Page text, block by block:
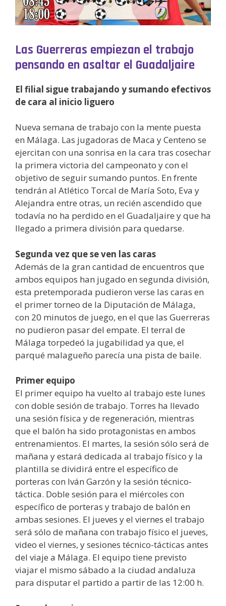
Las Guerreras empiezan el trabajo
pensando en asaltar el Guadaljaire
El filial sigue trabajando y sumando efectivos
de cara al inicio liguero
Nueva semana de trabajo con la mente puesta
en Málaga. Las jugadoras de Maca y Centeno se
ejercitan con una sonrisa en la cara tras cosechar
la primera victoria del campeonato y con el
objetivo de seguir sumando puntos. En frente
tendrán al Atlético Torcal de María Soto, Eva y
Alejandra entre otras, un recién ascendido que
todavía no ha perdido en el Guadaljaire y que ha
llegado a primera división para quedarse.
Segunda vez que se ven las caras
Además de la gran cantidad de encuentros que
ambos equipos han jugado en segunda división,
esta pretemporada pudieron verse las caras en
el primer torneo de la Diputación de Málaga,
con 20 minutos de juego, en el que las Guerreras
no pudieron pasar del empate. El terral de
Málaga torpedeó la jugabilidad ya que, el
parqué malagueño parecía una pista de baile.
Primer equipo
El primer equipo ha vuelto al trabajo este lunes
con doble sesión de trabajo. Torres ha llevado
una sesión física y de regeneración, mientras
que el balón ha sido protagonistas en ambos
entrenamientos. El martes, la sesión sólo será de
mañana y estará dedicada al trabajo físico y la
plantilla se dividirá entre el específico de
porteras con Iván Garzón y la sesión técnico-
táctica. Doble sesión para el miércoles con
específico de porteras y trabajo de balón en
ambas sesiones. El jueves y el viernes el trabajo
será sólo de mañana con trabajo físico el jueves,
video el viernes, y sesiones técnico-tácticas antes
del viaje a Málaga. El equipo tiene previsto
viajar el mismo sábado a la ciudad andaluza
para disputar el partido a partir de las 12:00 h.